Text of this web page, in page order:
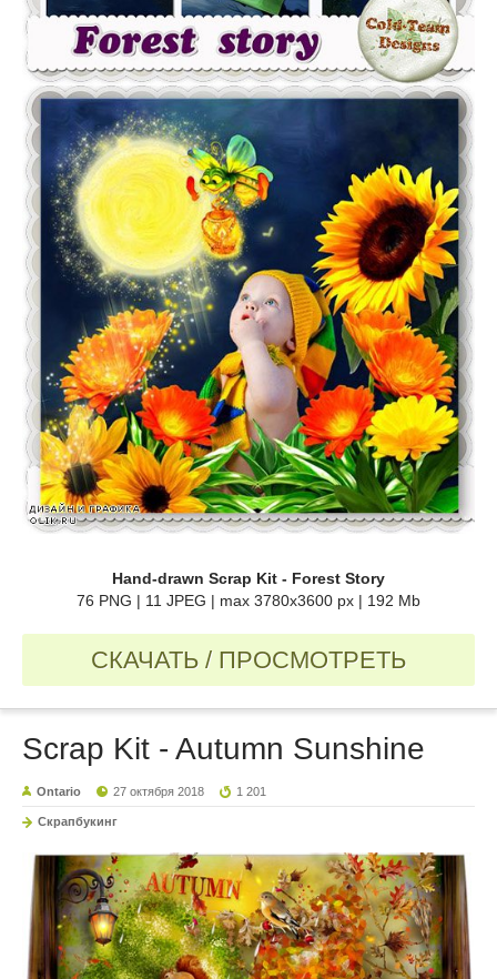
Hand-drawn Scrap Kit - Forest Story
76 PNG | 11 JPEG | max 3780x3600 px | 192 Mb
СКАЧАТЬ / ПРОСМОТРЕТЬ
Scrap Kit - Autumn Sunshine
Ontario 27 октября 2018 1 201
Скрапбукинг